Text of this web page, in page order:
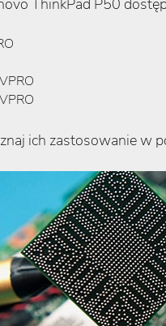
ThinkPad P50
ich zastosowanie w